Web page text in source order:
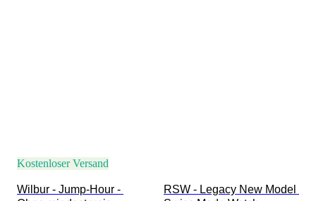
Kostenloser Versand
Wilbur - Jump-Hour -
RSW - Legacy New Model